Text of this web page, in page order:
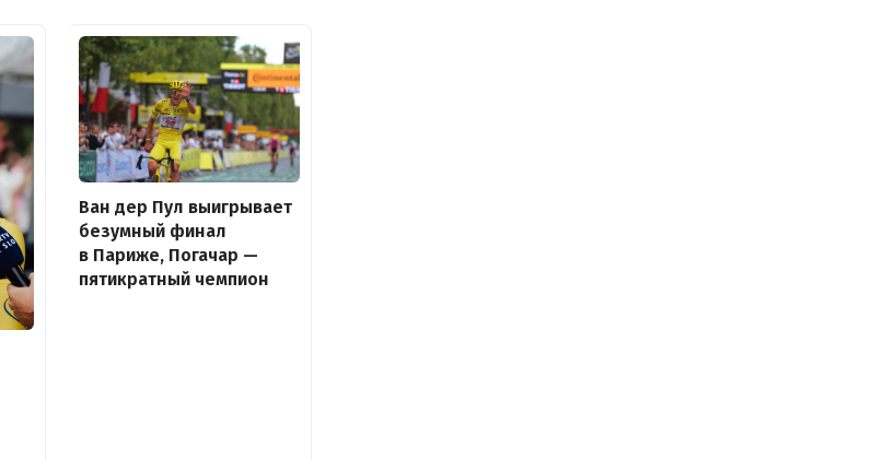
Ван дер Пул выигрывает
безумный финал
в Париже, Погачар —
пятикратный чемпион